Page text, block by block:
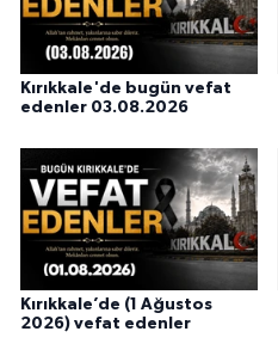
Kırıkkale'de bugün vefat
edenler 03.08.2026
Kırıkkale’de (1 Ağustos
2026) vefat edenler